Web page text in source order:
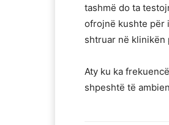
tashmë do ta
ofrojnë kushte për
shtruar në klinikën
Aty ku ka
shpeshtë të